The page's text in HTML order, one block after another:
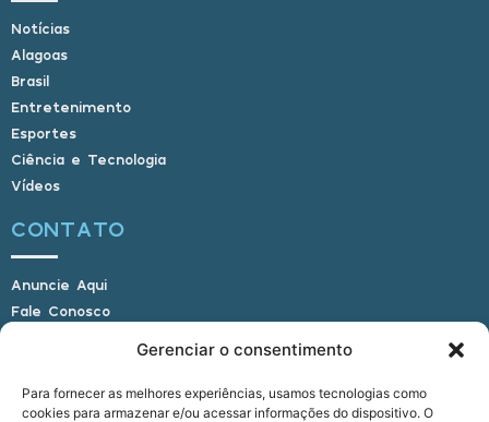
Gerenciar o consentimento
Para fornecer as melhores experiências, usamos tecnologias como
cookies para armazenar e/ou acessar informações do dispositivo. O
Notícias
Alagoas
Brasil
Entretenimento
Esportes
Ciência e Tecnologia
Vídeos
CONTATO
Anuncie Aqui
Fale Conosco